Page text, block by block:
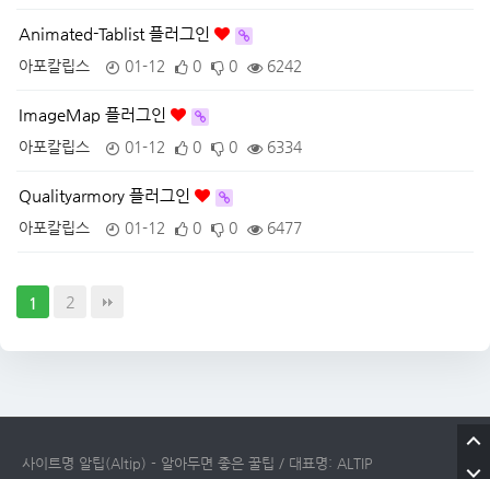
Animated-Tablist 플러그인
아포칼립스 01-12 0 0 6242
ImageMap 플러그인
아포칼립스 01-12 0 0 6334
Qualityarmory 플러그인
아포칼립스 01-12 0 0 6477
1 2
사이트명 알팁(Altip) - 알아두면 좋은 꿀팁 / 대표명: ALTIP